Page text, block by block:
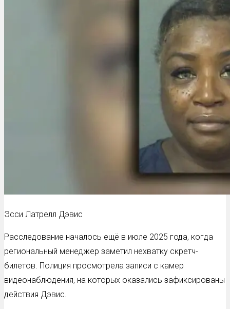
Эсси Латрелл Дэвис
Расследование началось ещё в июле 2025 года, когда
региональный менеджер заметил нехватку скретч-
билетов. Полиция просмотрела записи с камер
видеонаблюдения, на которых оказались зафиксированы
действия Дэвис.